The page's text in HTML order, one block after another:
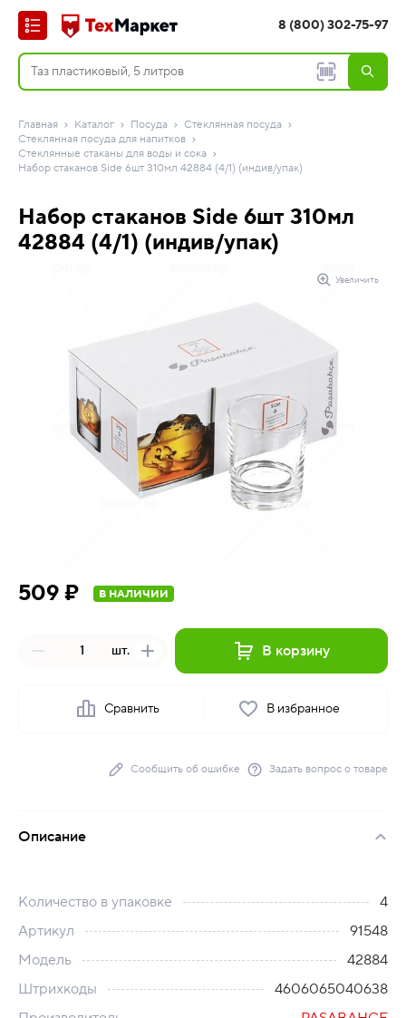
8 (800) 302-75-97
Главная Каталог Посуда
Стеклянная посуда
Стеклянная посуда для напитков
Стеклянные стаканы для воды и сока
Набор стаканов Side 6шт 310мл 42884 (4/1) (индив/упак)
Набор стаканов Side 6шт 310мл
42884 (4/1) (индив/упак)
Увеличить
509 ₽ В НАЛИЧИИ
шт. В корзину
Сравнить В избранное
Сообщить об ошибке Задать вопрос о товаре
Описание
Количество в упаковке
4
Артикул
91548
Модель
42884
Штрихкоды
4606065040638